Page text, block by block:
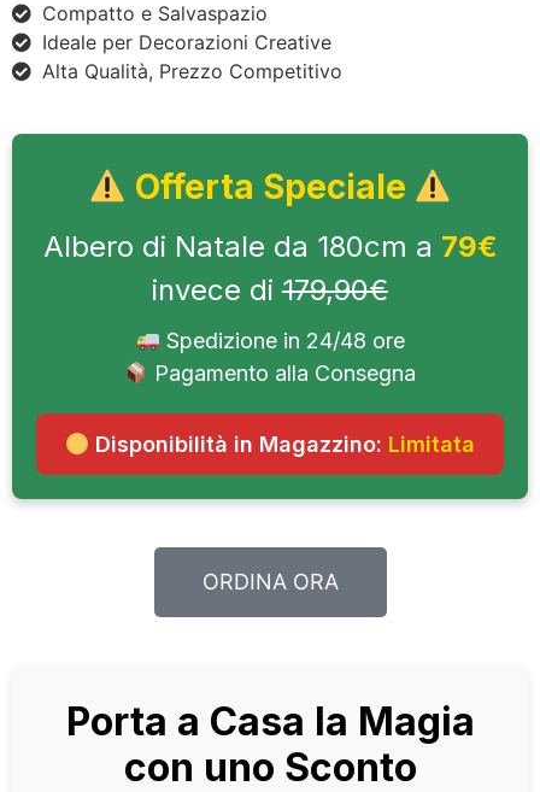
Compatto e Salvaspazio
Ideale per Decorazioni Creative
Alta Qualità, Prezzo Competitivo
Offerta Speciale
Albero di Natale da 180cm a 79€
invece di 179,90€
Spedizione in 24/48 ore
Pagamento alla Consegna
Disponibilità in Magazzino: Limitata
ORDINA ORA
Porta a Casa la Magia
con uno Sconto